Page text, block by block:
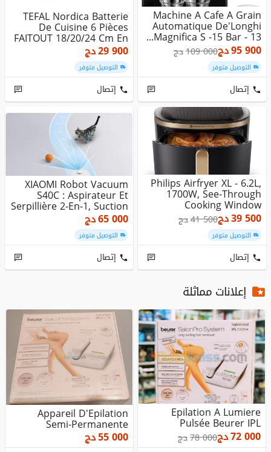
Machine A Cafe A Grain
Automatique De'Longhi
Magnifica S -15 Bar - 13...
95 900دج109 000دج
التوصيل متوفر
إتصال
TEFAL Nordica Batterie
De Cuisine 6 Pièces
FAITOUT 18/20/24 Cm En
Inox...
29 900دج
التوصيل متوفر
إتصال
Philips Airfryer XL - 6.2L,
1700W, See-Through
Cooking Window
39 500دج41 500دج
التوصيل متوفر
إتصال
XIAOMI Robot Vacuum
S40C : Aspirateur Et
Serpillière 2-En-1, Suction
5...
65 000دج
التوصيل متوفر
إتصال
إعلانات مماثلة
Epilation A Lumiere
Pulsée Beurer IPL
72 000دج78 000دج
Appareil D'Epilation
Semi-Permanente
55 000دج